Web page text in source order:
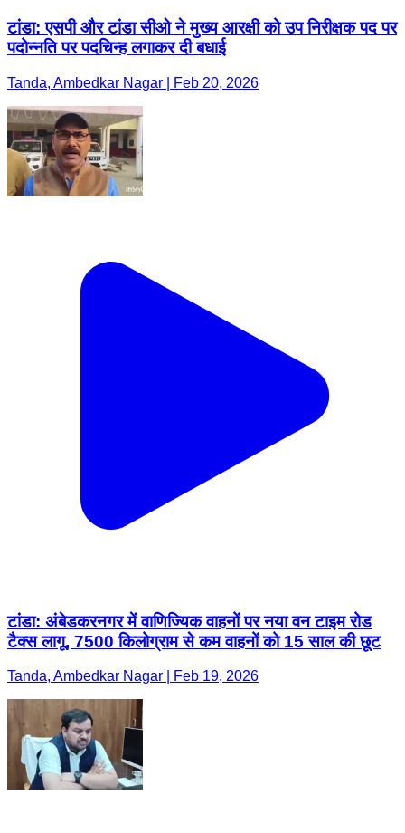
टांडा: एसपी और टांडा सीओ ने मुख्य आरक्षी को उप निरीक्षक पद पर
पदोन्नति पर पदचिन्ह लगाकर दी बधाई
Tanda, Ambedkar Nagar | Feb 20, 2026
टांडा: अंबेडकरनगर में वाणिज्यिक वाहनों पर नया वन टाइम रोड
टैक्स लागू, 7500 किलोग्राम से कम वाहनों को 15 साल की छूट
Tanda, Ambedkar Nagar | Feb 19, 2026